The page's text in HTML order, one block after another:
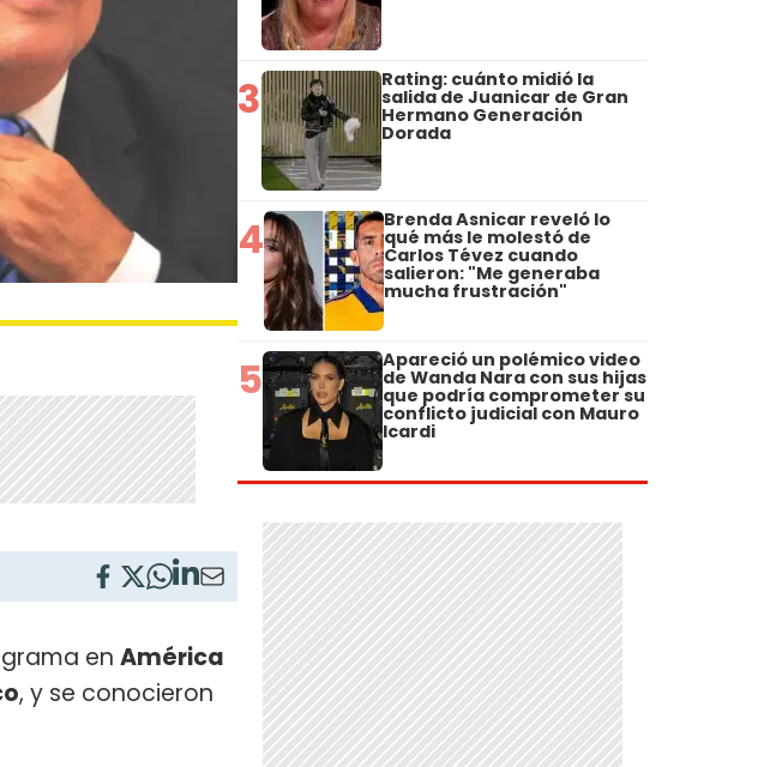
en América
, y se conocieron
3 Rating: cuánto midió la
salida de Juanicar de Gran
Hermano Generación
Dorada
4 Brenda Asnicar reveló lo
qué más le molestó de
Carlos Tévez cuando
salieron: "Me generaba
mucha frustración"
5 Apareció un polémico video
de Wanda Nara con sus hijas
que podría comprometer su
conflicto judicial con Mauro
Icardi